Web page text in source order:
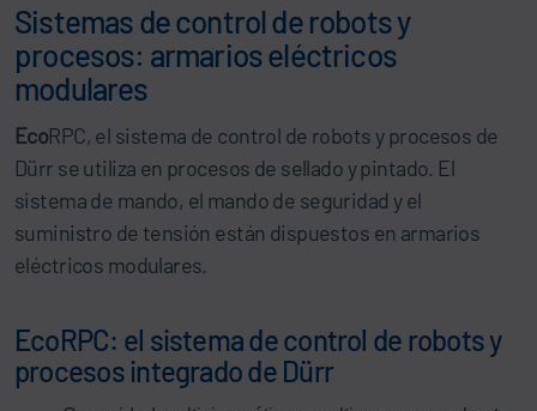
Sistemas de control de robots y
procesos: armarios eléctricos
modulares
EcoRPC, el sistema de control de robots y procesos de
Dürr se utiliza en procesos de sellado y pintado. El
sistema de mando, el mando de seguridad y el
suministro de tensión están dispuestos en armarios
eléctricos modulares.
EcoRPC: el sistema de control de robots y
procesos integrado de Dürr